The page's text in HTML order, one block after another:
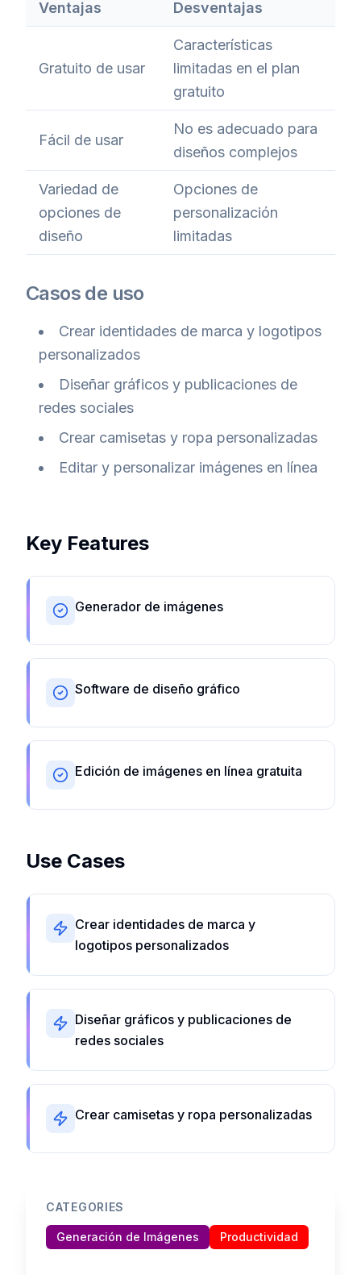
Ventajas Desventajas
Gratuito de usar
Características
limitadas en el plan
gratuito
Fácil de usar
No es adecuado para
diseños complejos
Variedad de
opciones de
diseño
Opciones de
personalización
limitadas
Casos de uso
Crear identidades de marca y logotipos
personalizados
Diseñar gráficos y publicaciones de
redes sociales
Crear camisetas y ropa personalizadas
Editar y personalizar imágenes en línea
Key Features
Generador de imágenes
Software de diseño gráfico
Edición de imágenes en línea gratuita
Use Cases
Crear identidades de marca y
logotipos personalizados
Diseñar gráficos y publicaciones de
redes sociales
Crear camisetas y ropa personalizadas
CATEGORIES
Generación de Imágenes Productividad